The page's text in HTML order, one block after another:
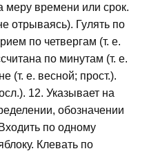
меру времени или срок.
отрываясь). Гулять по
по четвергам (т. е.
по минутам (т. е.
(т. е. весной; прост.).
12. Указывает на
обозначении
по одному
Клевать по